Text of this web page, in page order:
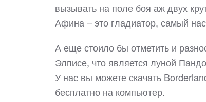
вызывать на поле боя аж двух
Афина – это гладиатор, самый
А еще стоило бы отметить и
Элписе, что является луной
У нас вы можете скачать
бесплатно на компьютер.